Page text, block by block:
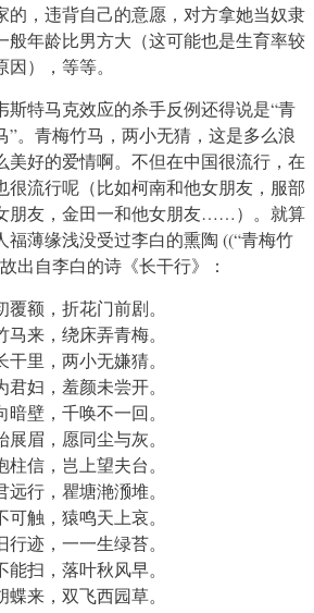
的，违背自己的意愿，对方拿她当奴隶
般年龄比男方大（这可能也是生育率较
因），等等。
斯特马克效应的杀手反例还得说是“青
”。青梅竹马，两小无猜，这是多么浪
美好的爱情啊。不但在中国很流行，在
很流行呢（比如柯南和他女朋友，服部
朋友，金田一和他女朋友……）。就算
福薄缘浅没受过李白的熏陶 ((“青梅竹
出自李白的诗《长干行》：
覆额，折花门前剧。
马来，绕床弄青梅。
干里，两小无嫌猜。
君妇，羞颜未尝开。
暗壁，千唤不一回。
展眉，愿同尘与灰。
柱信，岂上望夫台。
远行，瞿塘滟滪堆。
可触，猿鸣天上哀。
行迹，一一生绿苔。
能扫，落叶秋风早。
蝶来，双飞西园草。